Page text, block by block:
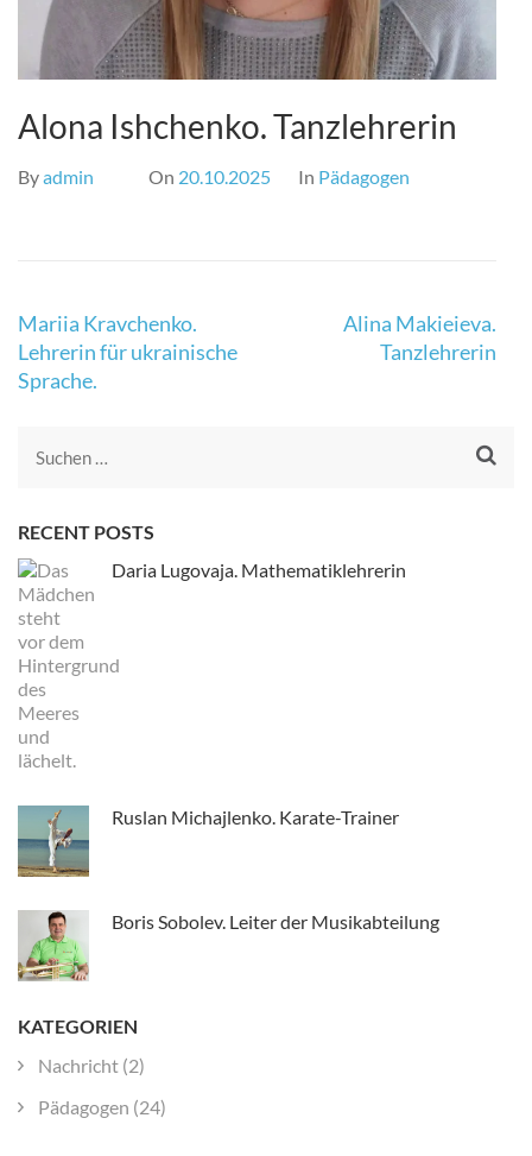
Alona Ishchenko. Tanzlehrerin
Byadmin On 20.10.2025 In Pädagogen
Beitrags-
Navigation
Mariia Kravchenko.
Lehrerin für ukrainische
Sprache.
Alina Makieieva.
Tanzlehrerin
Suche
RECENT POSTS
Daria Lugovaja. Mathematiklehrerin
Ruslan Michajlenko. Karate-Trainer
Boris Sobolev. Leiter der Musikabteilung
KATEGORIEN
Nachricht (2)
Pädagogen (24)